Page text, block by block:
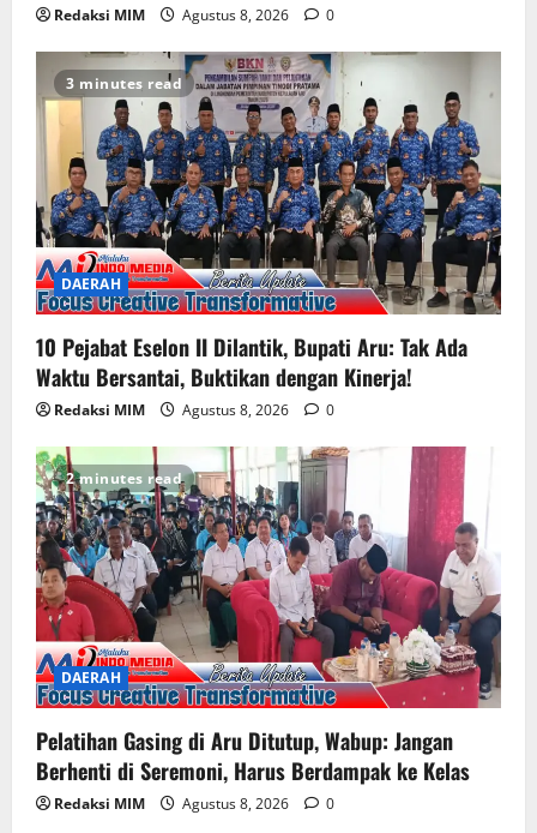
Redaksi MIM Agustus 8, 2026 0
3 minutes read
DAERAH
10 Pejabat Eselon II Dilantik, Bupati Aru: Tak Ada
Waktu Bersantai, Buktikan dengan Kinerja!
Redaksi MIM Agustus 8, 2026 0
2 minutes read
DAERAH
Pelatihan Gasing di Aru Ditutup, Wabup: Jangan
Berhenti di Seremoni, Harus Berdampak ke Kelas
Redaksi MIM Agustus 8, 2026 0